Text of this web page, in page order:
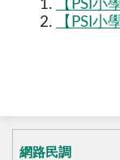
1.
【 PSI小
2.
【 PSI小
網路民調